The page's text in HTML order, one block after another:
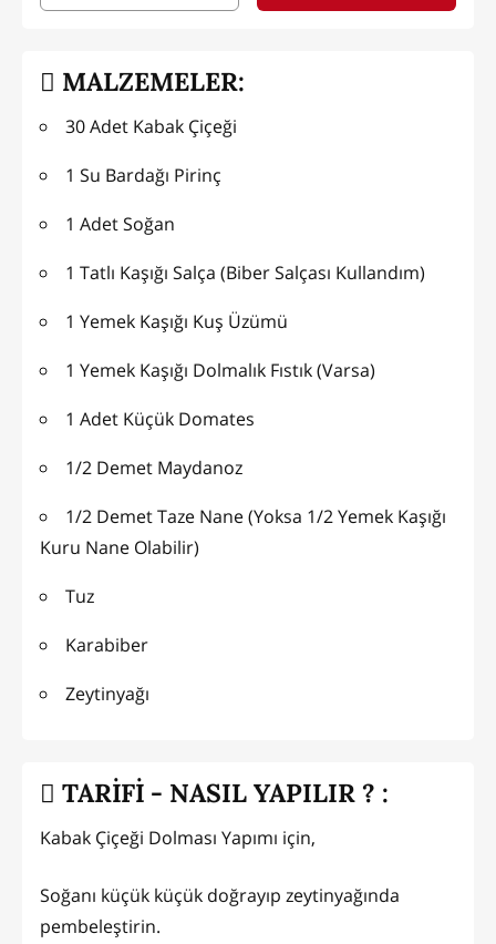
MALZEMELER:
30 Adet Kabak Çiçeği
1 Su Bardağı Pirinç
1 Adet Soğan
1 Tatlı Kaşığı Salça (Biber Salçası Kullandım)
1 Yemek Kaşığı Kuş Üzümü
1 Yemek Kaşığı Dolmalık Fıstık (Varsa)
1 Adet Küçük Domates
1/2 Demet Maydanoz
1/2 Demet Taze Nane (Yoksa 1/2 Yemek Kaşığı
Kuru Nane Olabilir)
Tuz
Karabiber
Zeytinyağı
TARİFİ - NASIL YAPILIR ? :
Kabak Çiçeği Dolması Yapımı için,
Soğanı küçük küçük doğrayıp zeytinyağında
pembeleştirin.